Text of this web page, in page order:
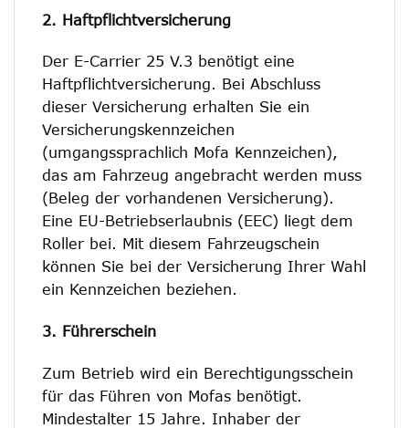
2. Haftpflichtversicherung
Der E-Carrier 25 V.3 benötigt eine
Haftpflichtversicherung. Bei Abschluss
dieser Versicherung erhalten Sie ein
Versicherungskennzeichen
(umgangssprachlich Mofa Kennzeichen),
das am Fahrzeug angebracht werden muss
(Beleg der vorhandenen Versicherung).
Eine EU-Betriebserlaubnis (EEC) liegt dem
Roller bei. Mit diesem Fahrzeugschein
können Sie bei der Versicherung Ihrer Wahl
ein Kennzeichen beziehen.
3. Führerschein
Zum Betrieb wird ein Berechtigungsschein
für das Führen von Mofas benötigt.
Mindestalter 15 Jahre. Inhaber der